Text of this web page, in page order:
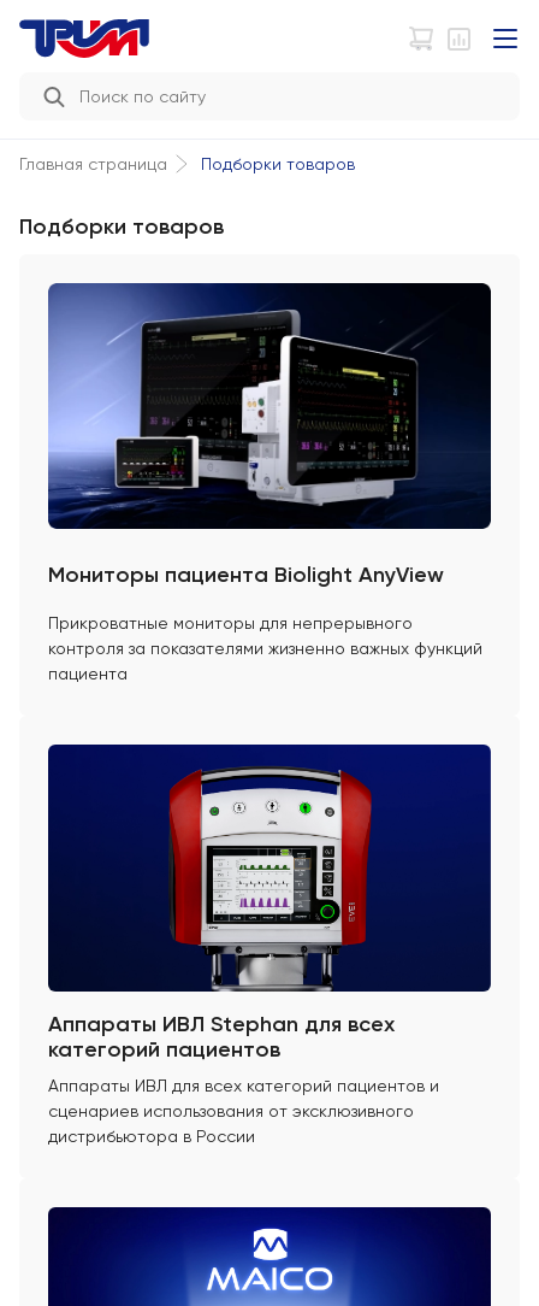
Главная страница Подборки товаров
Подборки товаров
Мониторы пациента Biolight AnyView
Прикроватные мониторы для непрерывного
контроля за показателями жизненно важных функций
пациента
Аппараты ИВЛ Stephan для всех
категорий пациентов
Аппараты ИВЛ для всех категорий пациентов и
сценариев использования от эксклюзивного
дистрибьютора в России